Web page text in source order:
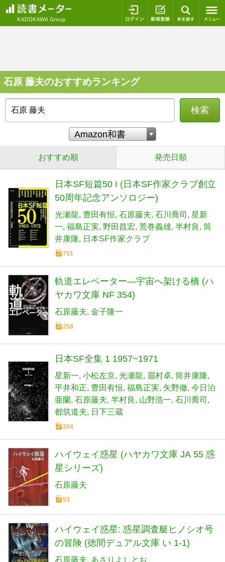
ログイン 新規登録
石原 藤夫のおすすめランキング
検索
おすすめ順 発売日順
日本SF短篇50 I (日本SF作家クラブ創立
50周年記念アンソロジー)
光瀬龍 豊田有恒 石原藤夫 石川喬司
星新
一 福島正実 野田昌宏 荒巻義雄 半村良
筒
井康隆
日本SF作家クラブ
751
軌道エレベーター―宇宙へ架ける橋 (ハ
ヤカワ文庫 NF 354)
石原藤夫 金子隆一
258
日本SF全集 1 1957~1971
星新一 小松左京 光瀬龍 眉村卓 筒井康隆
平井和正 豊田有恒 福島正実 矢野徹 今日泊
亜蘭 石原藤夫 半村良 山野浩一 石川喬司
都筑道夫
日下三蔵
204
ハイウェイ惑星 (ハヤカワ文庫 JA 55 惑
星シリーズ)
石原藤夫
53
ハイウェイ惑星: 惑星調査艇ヒノシオ号
の冒険 (徳間デュアル文庫 い 1-1)
石原藤夫 あさりよしとお